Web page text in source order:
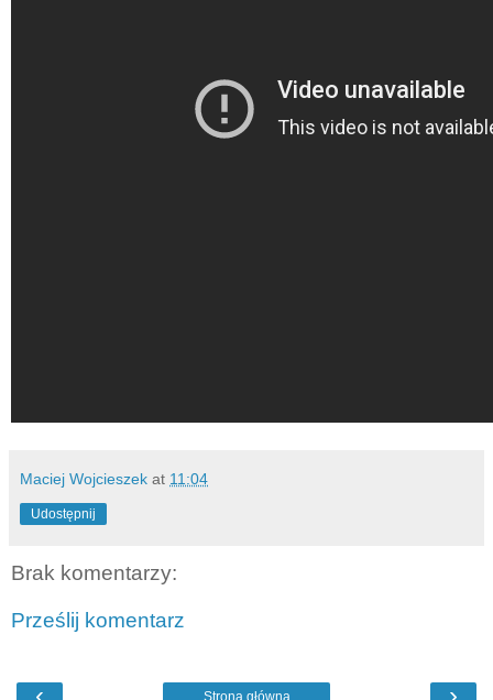
Maciej Wojcieszek at 11:04
Udostępnij
Brak komentarzy:
Prześlij komentarz
Strona główna